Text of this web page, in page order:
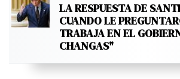
LA RESPUESTA DE
CUANDO LE
TRABAJA EN EL
CHANGAS"